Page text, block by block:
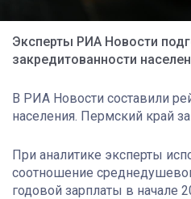
Эксперты РИА Новости
закредитованности
В РИА Новости составили
населения. Пермский край
При аналитике эксперты
соотношение
годовой зарплаты в начале